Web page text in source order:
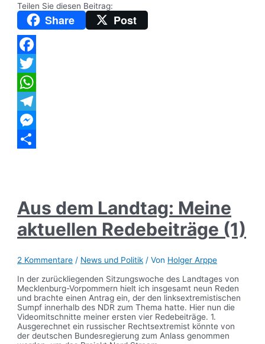
Landtag:
Meine
aktuellen
Redebeiträge
(2)
Teilen Sie diesen Beitrag:
Share Post
Facebook
Twitter
WhatsApp
Telegram
Messenger
Aus dem Landtag: Meine
aktuellen Redebeiträge (1)
2 Kommentare / News und Politik / Von Holger Arppe
In der zurückliegenden Sitzungswoche des Landtages von
Mecklenburg-Vorpommern hielt ich insgesamt neun Reden
und brachte einen Antrag ein, der den linksextremistischen
Sumpf innerhalb des NDR zum Thema hatte. Hier nun die
Videomitschnitte meiner ersten vier Redebeiträge. 1.
Ausgerechnet ein russischer Rechtsextremist könnte von
der deutschen Bundesregierung zum Anlass genommen